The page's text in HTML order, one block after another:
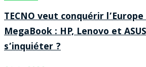
TECNO veut conquérir l’Europe
MegaBook : HP, Lenovo et
s’inquiéter ?